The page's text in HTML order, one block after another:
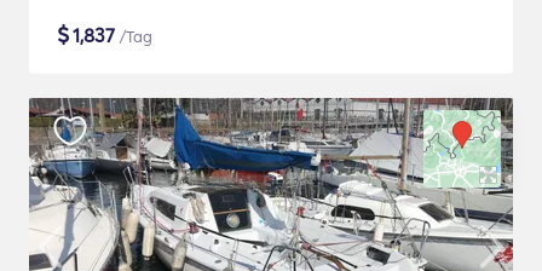
$1,837 /Tag